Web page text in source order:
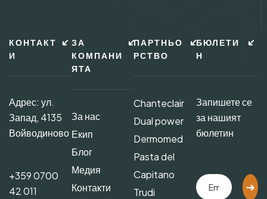
КОНТАКТ
И
Адрес: ул.
Запад, 4135
Войводиново
+359 0700
42 011
ЗА
КОМПАНИ
ЯТА
За нас
Екип
Блог
Медия
Контакти
ПАРТНЬО
РСТВО
Chanteclair
Dual power
Dermomed
Pasta del
Capitano
Trudi
БЮЛЕТИ
Н
Запишете се
за нашият
бюлетин